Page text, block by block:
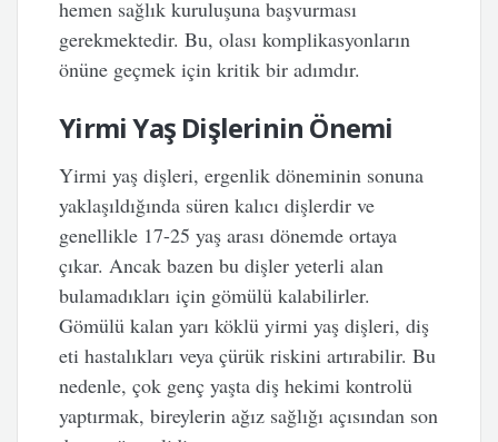
hemen sağlık kuruluşuna başvurması
gerekmektedir. Bu, olası komplikasyonların
önüne geçmek için kritik bir adımdır.
Yirmi Yaş Dişlerinin Önemi
Yirmi yaş dişleri, ergenlik döneminin sonuna
yaklaşıldığında süren kalıcı dişlerdir ve
genellikle 17-25 yaş arası dönemde ortaya
çıkar. Ancak bazen bu dişler yeterli alan
bulamadıkları için gömülü kalabilirler.
Gömülü kalan yarı köklü yirmi yaş dişleri, diş
eti hastalıkları veya çürük riskini artırabilir. Bu
nedenle, çok genç yaşta diş hekimi kontrolü
yaptırmak, bireylerin ağız sağlığı açısından son